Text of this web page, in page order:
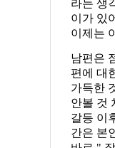
라는 생
이가 있
이제는
남편은
편에 대
가득한
안볼 것
갈등 이
간은 본